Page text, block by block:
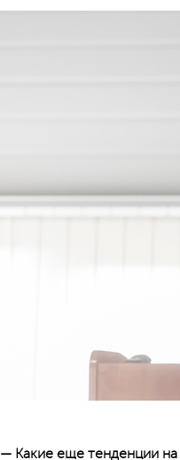
— Какие еще тенденции